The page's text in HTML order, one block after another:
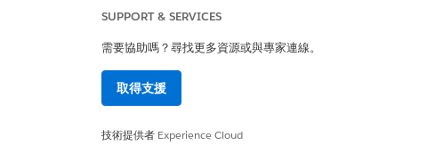
權限集
造訪。
SUPPORT & SERVICES
需要協助嗎？尋找更多資源或與專家連線。
取得支援
技術提供者 Experience Cloud